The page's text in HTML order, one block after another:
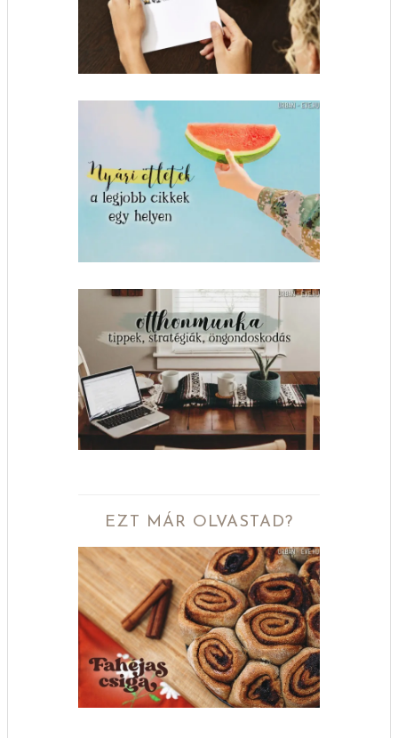
EZT MÁR OLVASTAD?